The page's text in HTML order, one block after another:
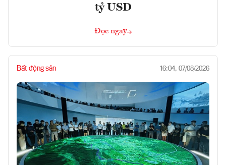
tỷ USD
Đọc ngay
Bất động sản 16:04, 07/08/2026